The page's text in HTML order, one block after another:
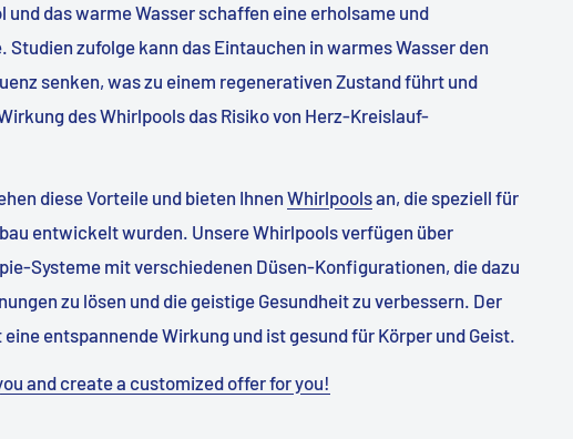
und das warme Wasser schaffen eine erholsame und
zufolge kann das Eintauchen in warmes Wasser den
senken, was zu einem regenerativen Zustand führt und
des Whirlpools das Risiko von Herz-Kreislauf-
diese Vorteile und bieten Ihnen Whirlpoolsan, die speziell für
entwickelt wurden. Unsere Whirlpools verfügen über
Systeme mit verschiedenen Düsen-Konfigurationen, die dazu
zu lösen und die geistige Gesundheit zu verbessern. Der
entspannende Wirkung und ist gesund für Körper und Geist.
and create a customized offer for you!